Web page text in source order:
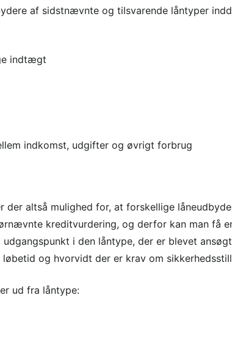
af sidstnævnte og tilsvarende låntyper
indtægt
indkomst, udgifter og øvrigt forbrug
altså mulighed for, at forskellige
kreditvurdering, og derfor kan man få
i den låntype, der er blevet
og hvorvidt der er krav om
ud fra låntype: